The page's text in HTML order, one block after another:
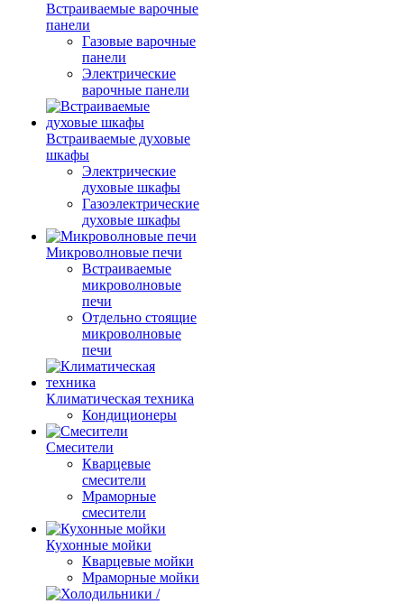
Встраиваемые варочные
панели
Газовые варочные
панели
Электрические
варочные панели
Встраиваемые духовые
шкафы
Электрические
духовые шкафы
Газоэлектрические
духовые шкафы
Микроволновые печи
Встраиваемые
микроволновые
печи
Отдельно стоящие
микроволновые
печи
Климатическая техника
Кондиционеры
Смесители
Кварцевые
смесители
Мраморные
смесители
Кухонные мойки
Кварцевые мойки
Мраморные мойки